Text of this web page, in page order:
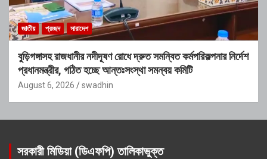
জাতীয় প্রচ্ছদ সারাদেশ
বুড়িগঙ্গাসহ রাজধানীর নদীদূষণ রোধে দ্রুত সমন্বিত কর্মপরিকল্পনার নির্দেশ
প্রধানমন্ত্রীর, গঠিত হচ্ছে আন্তঃসংস্থা সমন্বয় কমিটি
August 6, 2026 swadhin
সরকারী মিডিয়া (ডিএফপি) তালিকাভুক্ত